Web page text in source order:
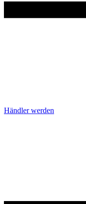
Händler werden